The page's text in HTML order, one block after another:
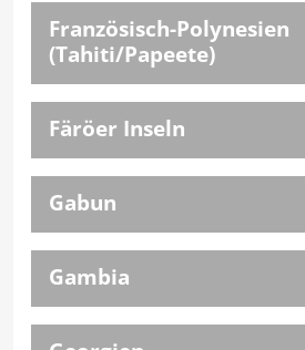
Französisch-Polynesien
(Tahiti/Papeete)
Färöer Inseln
Gabun
Gambia